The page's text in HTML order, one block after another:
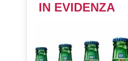
IN EVIDENZA